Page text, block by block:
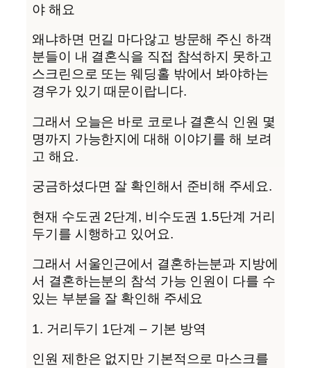
야 해요
왜냐하면 먼길 마다않고 방문해 주신 하객
분들이 내 결혼식을 직접 참석하지 못하고
스크린으로 또는 웨딩홀 밖에서 봐야하는
경우가 있기 때문이랍니다.
그래서 오늘은 바로 코로나 결혼식 인원 몇
명까지 가능한지에 대해 이야기를 해 보려
고 해요.
궁금하셨다면 잘 확인해서 준비해 주세요.
현재 수도권 2단계, 비수도권 1.5단계 거리
두기를 시행하고 있어요.
그래서 서울인근에서 결혼하는분과 지방에
서 결혼하는분의 참석 가능 인원이 다를 수
있는 부분을 잘 확인해 주세요
1. 거리두기 1단계 – 기본 방역
인원 제한은 없지만 기본적으로 마스크를